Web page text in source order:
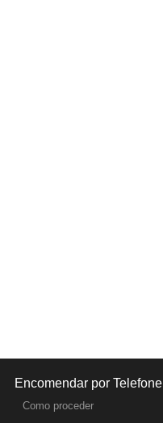
Encomendar por Telefone
Como proceder